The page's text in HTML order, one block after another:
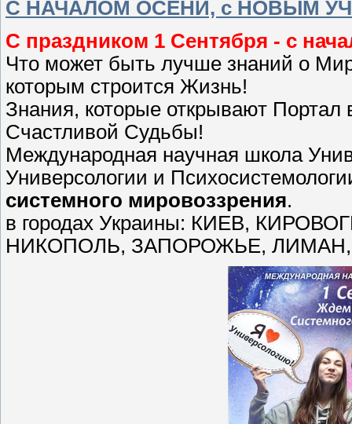
С НАЧАЛОМ ОСЕНИ, с НОВЫМ
С праздником 1 Сентября - с
Что может быть лучше знаний о
которым строится Жизнь!
Знания, которые открывают
Счастливой Судьбы!
Международная научная школа
Универсологии и
системного мировоззрения.
в городах Украины: КИЕВ,
НИКОПОЛЬ, ЗАПОРОЖЬЕ,